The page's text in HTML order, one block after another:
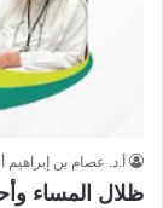
أ.د. عصام بن إبراهيم
ظلال المساء